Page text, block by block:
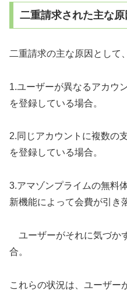
二重請求された主な原
二重請求の主な原因として、
1.ユーザーが異なるアカウ
を登録している場合。
2.同じアカウントに複数の
を登録している場合。
3.アマゾンプライムの無料
新機能によって会費が引き
ユーザーがそれに気づか
合。
これらの状況は、ユーザー